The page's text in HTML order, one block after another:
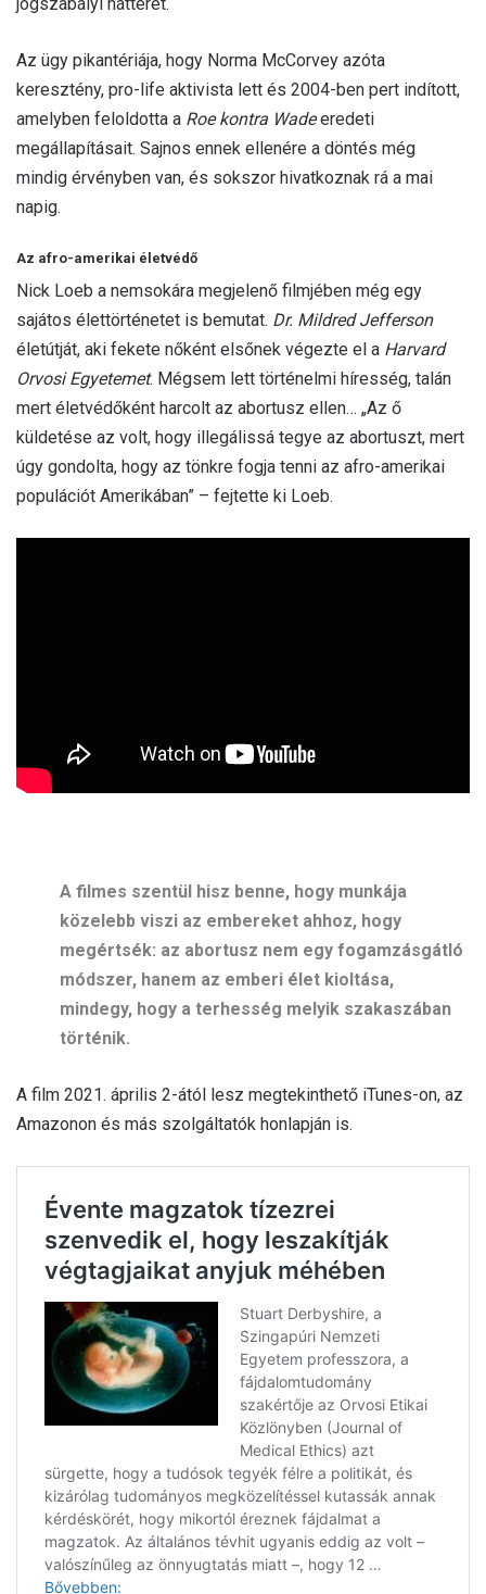
Az ügy pikantériája, hogy Norma McCorvey azóta
keresztény, pro-life aktivista lett és 2004-ben pert indított,
amelyben feloldotta a Roe kontra Wadeeredeti
megállapításait. Sajnos ennek ellenére a döntés még
mindig érvényben van, és sokszor hivatkoznak rá a mai
napig.
Az afro-amerikai életvédő
Nick Loeb a nemsokára megjelenő filmjében még egy
sajátos élettörténetet is bemutat. Dr. Mildred Jefferson
életútját, aki fekete nőként elsőnek végezte el a Harvard
Orvosi Egyetemet. Mégsem lett történelmi híresség, talán
mert életvédőként harcolt az abortusz ellen… „Az ő
küldetése az volt, hogy illegálissá tegye az abortuszt, mert
úgy gondolta, hogy az tönkre fogja tenni az afro-amerikai
populációt Amerikában” – fejtette ki Loeb.
A filmes szentül hisz benne, hogy munkája
közelebb viszi az embereket ahhoz, hogy
megértsék: az abortusz nem egy fogamzásgátló
módszer, hanem az emberi élet kioltása,
mindegy, hogy a terhesség melyik szakaszában
történik.
A film 2021. április 2-ától lesz megtekinthető iTunes-on, az
Amazonon és más szolgáltatók honlapján is.